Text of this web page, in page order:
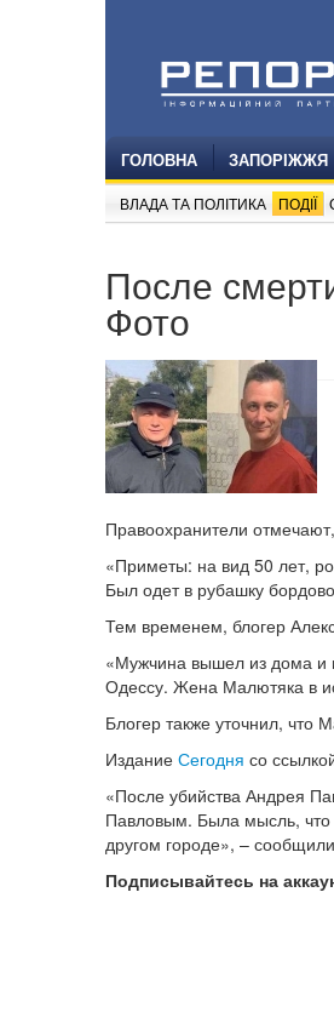
ГОЛОВНА ЗАПОРІЖЖЯ
ВЛАДА ТА ПОЛІТИКА ПОДІЇ
После
Фото
Правоохранители
«Приметы: на вид 50 лет,
Был одет в рубашку
Тем временем, блогер
«Мужчина вышел из дома и
Одессу. Жена Малютяка в
Блогер также уточнил, что
Издание Сегодня со
«После убийства Андрея
Павловым. Была мысль, что
другом городе», –
Подписывайтесь на